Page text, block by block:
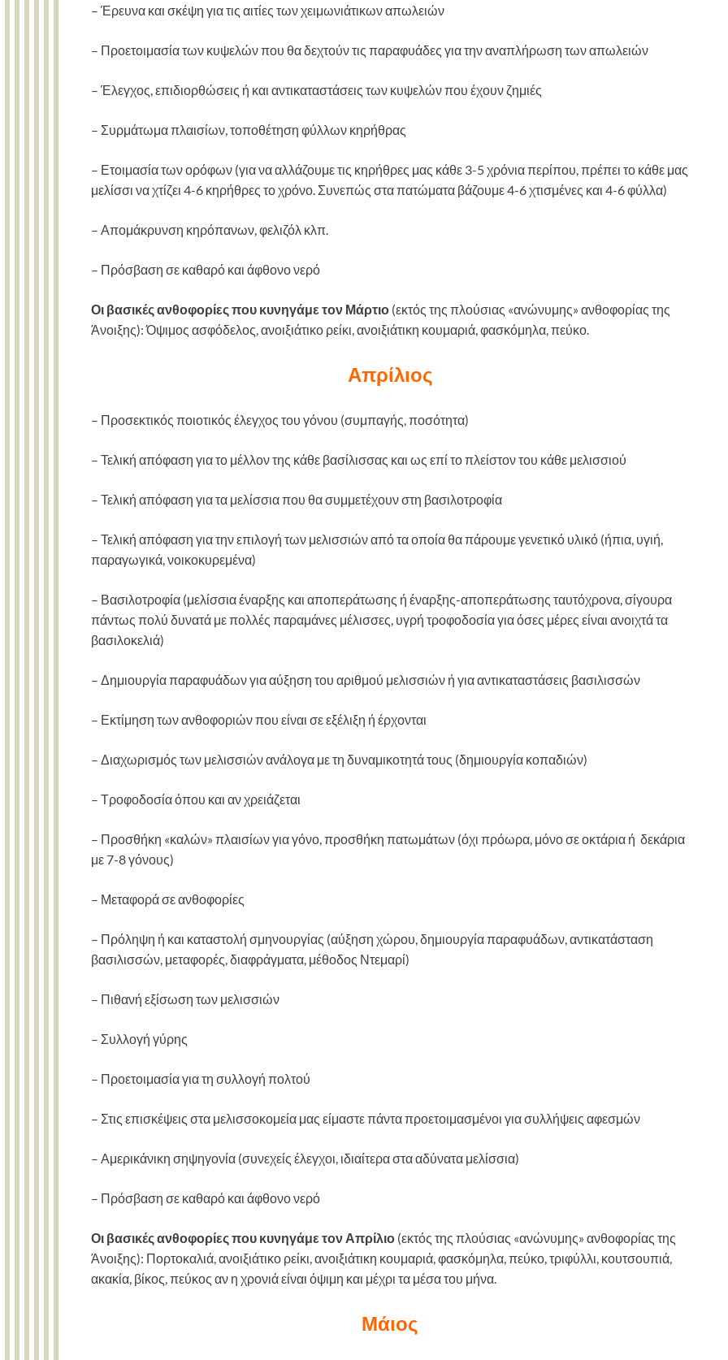
– Έρευνα και σκέψη για τις αιτίες των χειμωνιάτικων απωλειών
– Προετοιμασία των κυψελών που θα δεχτούν τις παραφυάδες για την αναπλήρωση των απωλειών
– Έλεγχος, επιδιορθώσεις ή και αντικαταστάσεις των κυψελών που έχουν ζημιές
– Συρμάτωμα πλαισίων, τοποθέτηση φύλλων κηρήθρας
– Ετοιμασία των ορόφων (για να αλλάζουμε τις κηρήθρες μας κάθε 3-5 χρόνια περίπου, πρέπει το κάθε μας
μελίσσι να χτίζει 4-6 κηρήθρες το χρόνο. Συνεπώς στα πατώματα βάζουμε 4-6 χτισμένες και 4-6 φύλλα)
– Απομάκρυνση κηρόπανων, φελιζόλ κλπ.
– Πρόσβαση σε καθαρό και άφθονο νερό
Οι βασικές ανθοφορίες που κυνηγάμε τον Μάρτιο (εκτός της πλούσιας «ανώνυμης» ανθοφορίας της
Άνοιξης): Όψιμος ασφόδελος, ανοιξιάτικο ρείκι, ανοιξιάτικη κουμαριά, φασκόμηλα, πεύκο.
Απρίλιος
– Προσεκτικός ποιοτικός έλεγχος του γόνου (συμπαγής, ποσότητα)
– Τελική απόφαση για το μέλλον της κάθε βασίλισσας και ως επί το πλείστον του κάθε μελισσιού
– Τελική απόφαση για τα μελίσσια που θα συμμετέχουν στη βασιλοτροφία
– Τελική απόφαση για την επιλογή των μελισσιών από τα οποία θα πάρουμε γενετικό υλικό (ήπια, υγιή,
παραγωγικά, νοικοκυρεμένα)
– Βασιλοτροφία (μελίσσια έναρξης και αποπεράτωσης ή έναρξης-αποπεράτωσης ταυτόχρονα, σίγουρα
πάντως πολύ δυνατά με πολλές παραμάνες μέλισσες, υγρή τροφοδοσία για όσες μέρες είναι ανοιχτά τα
βασιλοκελιά)
– Δημιουργία παραφυάδων για αύξηση του αριθμού μελισσιών ή για αντικαταστάσεις βασιλισσών
– Εκτίμηση των ανθοφοριών που είναι σε εξέλιξη ή έρχονται
– Διαχωρισμός των μελισσιών ανάλογα με τη δυναμικοτητά τους (δημιουργία κοπαδιών)
– Τροφοδοσία όπου και αν χρειάζεται
– Προσθήκη «καλών» πλαισίων για γόνο, προσθήκη πατωμάτων (όχι πρόωρα, μόνο σε οκτάρια ή δεκάρια
με 7-8 γόνους)
– Μεταφορά σε ανθοφορίες
– Πρόληψη ή και καταστολή σμηνουργίας (αύξηση χώρου, δημιουργία παραφυάδων, αντικατάσταση
βασιλισσών, μεταφορές, διαφράγματα, μέθοδος Ντεμαρί)
– Πιθανή εξίσωση των μελισσιών
– Συλλογή γύρης
– Προετοιμασία για τη συλλογή πολτού
– Στις επισκέψεις στα μελισσοκομεία μας είμαστε πάντα προετοιμασμένοι για συλλήψεις αφεσμών
– Αμερικάνικη σηψηγονία (συνεχείς έλεγχοι, ιδιαίτερα στα αδύνατα μελίσσια)
– Πρόσβαση σε καθαρό και άφθονο νερό
Οι βασικές ανθοφορίες που κυνηγάμε τον Απρίλιο (εκτός της πλούσιας «ανώνυμης» ανθοφορίας της
Άνοιξης): Πορτοκαλιά, ανοιξιάτικο ρείκι, ανοιξιάτικη κουμαριά, φασκόμηλα, πεύκο, τριφύλλι, κουτσουπιά,
ακακία, βίκος, πεύκος αν η χρονιά είναι όψιμη και μέχρι τα μέσα του μήνα.
Μάιος